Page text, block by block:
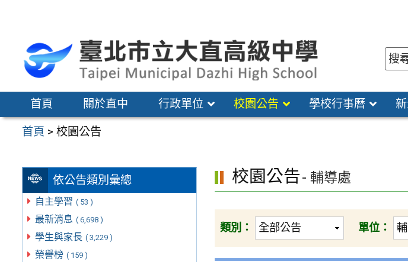
區
首頁 關於直中 行政單位 校園公告 學校行事曆
首頁 >校園公告
依公告類別彙總
自主學習 ( 53 )
最新消息 ( 6,698 )
學生與家長 ( 3,229 )
榮譽榜 ( 159 )
校園公告- 輔導處
類別： 單位：